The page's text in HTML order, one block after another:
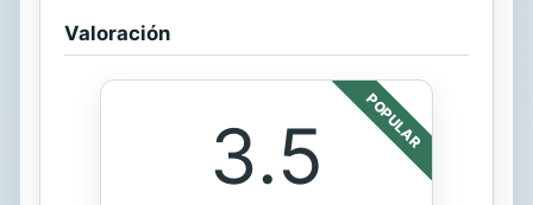
Valoración
POPULAR
3.5